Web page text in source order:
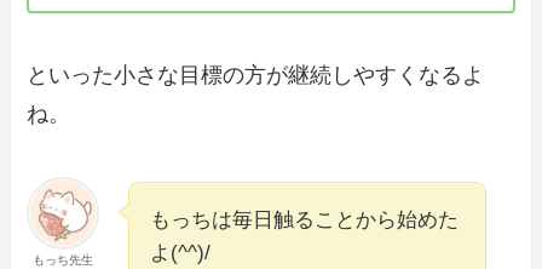
といった小さな目標の方が継続しやすくなるよ
ね。
もっち先生
もっちは毎日触ることから始めた
よ(^^)/